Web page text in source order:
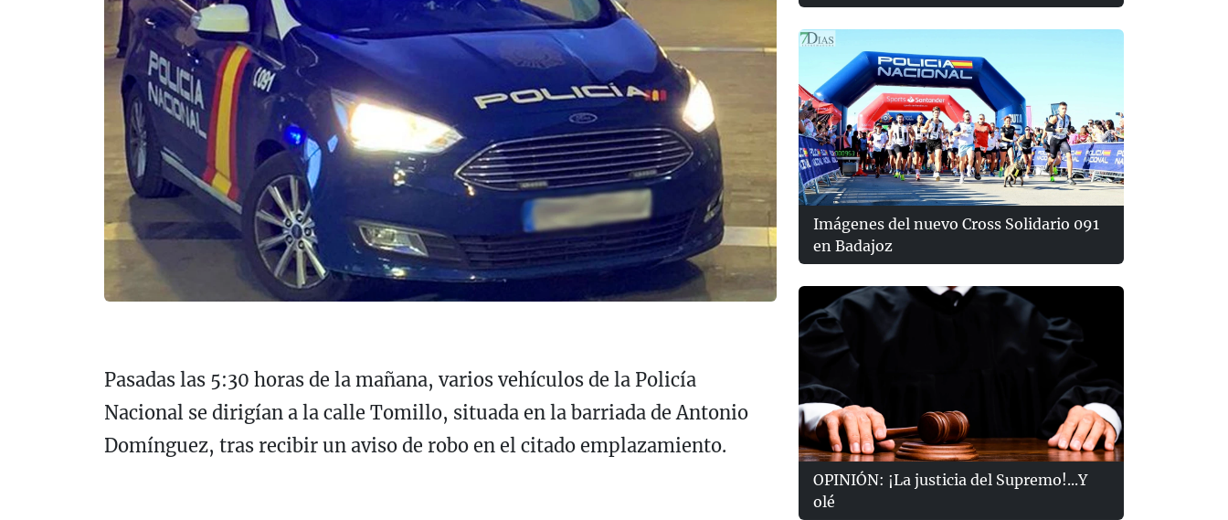
Pasadas las 5:30 horas de la mañana, varios vehículos de la Policía
Nacional se dirigían a la calle Tomillo, situada en la barriada de Antonio
Domínguez, tras recibir un aviso de robo en el citado emplazamiento.
Imágenes del nuevo Cross Solidario 091
en Badajoz
OPINIÓN: ¡La justicia del Supremo!...Y
olé